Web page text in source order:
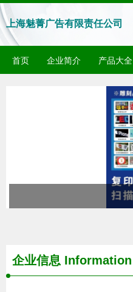
上海魅菁广告有限责任公司
首页 企业简介 产品大全
企业信息 Information